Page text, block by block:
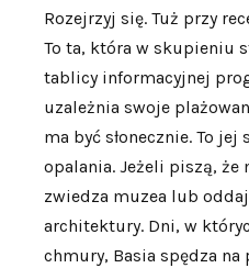
Rozejrzyj się. Tuż przy
To ta, która w skupieniu
tablicy informacyjnej
uzależnia swoje
ma być słonecznie. To
opalania. Jeżeli piszą, że
zwiedza muzea lub
architektury. Dni, w
chmury, Basia spędza na